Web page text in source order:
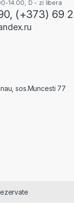
14:00, D - zi libera
(+373) 69
sos.Muncesti 77